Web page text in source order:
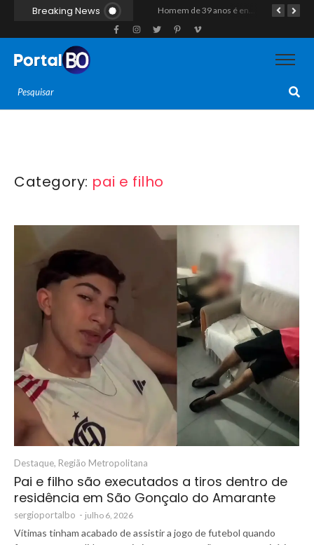
Breaking News Duplo homicídio com características de execução choca a região do Vale do Açu; primos são mortos a tiros às margens da RN-118 em Itajá Homem de 39 anos é encontrado morto a tiros ao lado de motocicleta às margens da BR-226 em Janduís
Category: pai e filho
Destaque, Região Metropolitana
Pai e filho são executados a tiros dentro de
residência em São Gonçalo do Amarante
sergioportalbo - julho 6, 2026
Vítimas tinham acabado de assistir a jogo de futebol quando